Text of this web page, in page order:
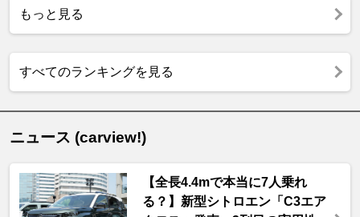
もっと見る
すべてのランキングを見る
ニュース (carview!)
【全長4.4mで本当に7人乗れ
る？】新型シトロエン「C3エア